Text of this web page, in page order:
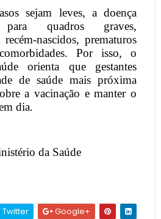
sejam leves, a doença
quadros graves,
nascidos, prematuros
Por isso, o
orienta que gestantes
de saúde mais próxima
a vacinação e manter o
dia.
da Saúde
Twitter Google+